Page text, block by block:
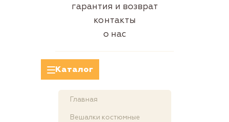
гарантия и возврат
контакты
о нас
Каталог
Главная
Вешалки костюмные